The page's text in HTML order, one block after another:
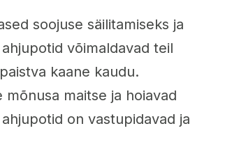
soojuse säilitamiseks ja
võimaldavad teil
kaane kaudu.
maitse ja hoiavad
on vastupidavad ja